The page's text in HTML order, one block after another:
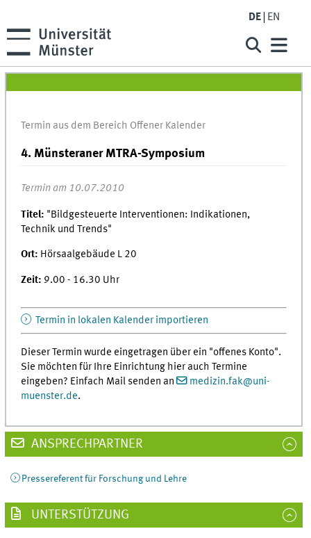
DE EN
Termin aus dem Bereich Offener Kalender
4. Münsteraner MTRA-Symposium
Termin am 10.07.2010
Titel: "Bildgesteuerte Interventionen: Indikationen,
Technik und Trends"
Ort: Hörsaalgebäude L 20
Zeit: 9.00 - 16.30 Uhr
Termin in lokalen Kalender importieren
Dieser Termin wurde eingetragen über ein "offenes Konto".
Sie möchten für Ihre Einrichtung hier auch Termine
eingeben? Einfach Mail senden an
medizin.fak@uni-
muenster.de.
ANSPRECHPARTNER
Pressereferent für Forschung und Lehre
UNTERSTÜTZUNG